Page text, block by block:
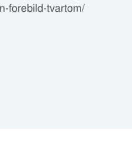
forebild-tvartom/